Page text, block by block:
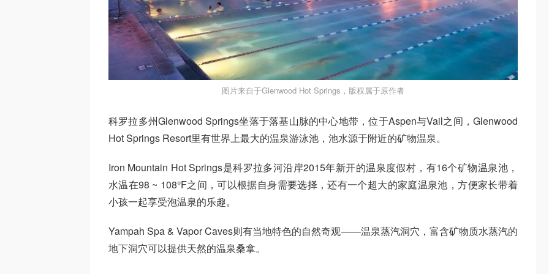
图片来自于Glenwood Hot Springs，版权属于原作者
科罗拉多州Glenwood Springs坐落于落基山脉的中心地带，位于Aspen与Vail之间，Glenwood
Hot Springs Resort里有世界上最大的温泉游泳池，池水源于附近的矿物温泉。
Iron Mountain Hot Springs是科罗拉多河沿岸2015年新开的温泉度假村，有16个矿物温泉池，
水温在98 ~ 108°F之间，可以根据自身需要选择，还有一个超大的家庭温泉池，方便家长带着
小孩一起享受泡温泉的乐趣。
Yampah Spa & Vapor Caves则有当地特色的自然奇观——温泉蒸汽洞穴，富含矿物质水蒸汽的
地下洞穴可以提供天然的温泉桑拿。